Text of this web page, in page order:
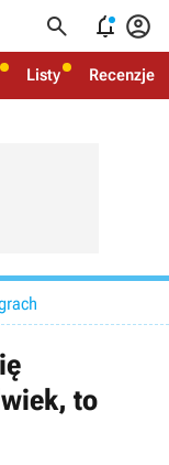
  
Listy Recenzje
to